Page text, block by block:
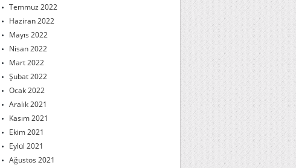
Temmuz 2022
Haziran 2022
Mayıs 2022
Nisan 2022
Mart 2022
Şubat 2022
Ocak 2022
Aralık 2021
Kasım 2021
Ekim 2021
Eylül 2021
Ağustos 2021